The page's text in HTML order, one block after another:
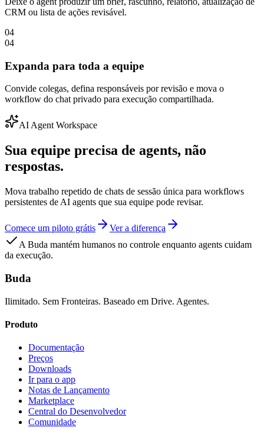
CRM ou lista de ações revisável.
04
04
Expanda para toda a equipe
Convide colegas, defina responsáveis por revisão e mova o
workflow do chat privado para execução compartilhada.
AI Agent Workspace
Sua equipe precisa de agents, não
respostas.
Mova trabalho repetido de chats de sessão única para workflows
persistentes de AI agents que sua equipe pode revisar.
Comece um piloto grátis
Ver a diferença
A Buda mantém humanos no controle enquanto agents cuidam
da execução.
Buda
Ilimitado. Sem Fronteiras. Baseado em Drive. Agentes.
Produto
Documentação
Preços
Downloads
Ir para o app
Notas de Lançamento
Marketplace
Central do Desenvolvedor
Comunidade